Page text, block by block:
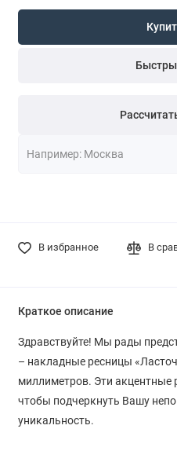
В избранное В
Краткое описание
Здравствуйте! Мы рады
– накладные ресницы
миллиметров. Эти акцентные
чтобы подчеркнуть Вашу
уникальность.